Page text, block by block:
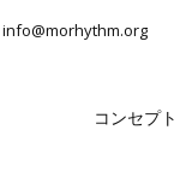
info@morhythm.org
コンセプト